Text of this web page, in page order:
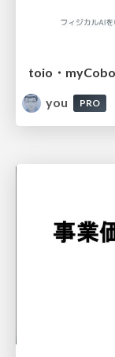
you
PRO